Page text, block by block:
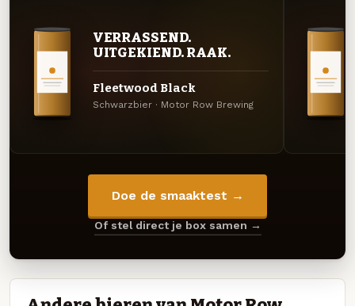
VERRASSEND.
UITGEKIEND. RAAK.
Fleetwood Black
Schwarzbier · Motor Row Brewing
Doe de smaaktest →
Of stel direct je box samen →